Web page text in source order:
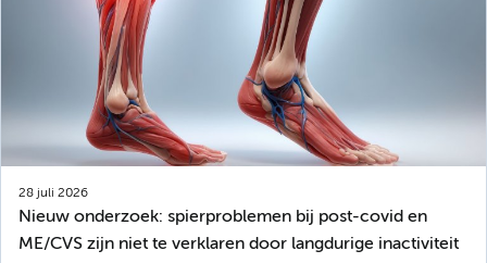
28 juli 2026
Nieuw onderzoek: spierproblemen bij post-covid en
ME/CVS zijn niet te verklaren door langdurige inactiviteit